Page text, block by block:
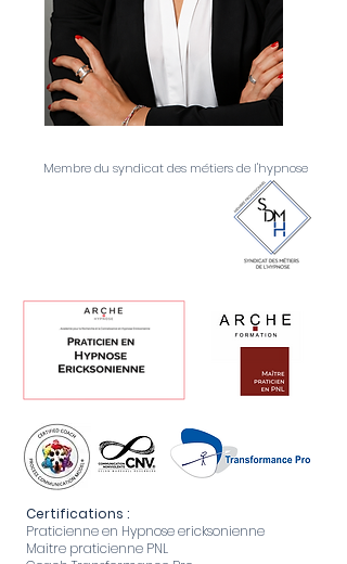
Membre du syndicat des métiers de l'hypnose
Certifications :​
Praticienne en Hypnose ericksonienne
Maitre praticienne PNL